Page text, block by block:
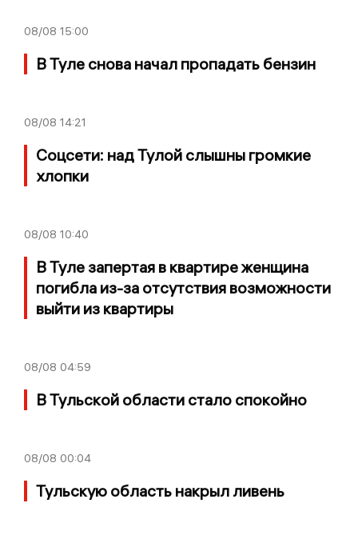
08/08 15:00
В Туле снова начал пропадать бензин
08/08 14:21
Соцсети: над Тулой слышны громкие
хлопки
08/08 10:40
В Туле запертая в квартире женщина
погибла из-за отсутствия возможности
выйти из квартиры
08/08 04:59
В Тульской области стало спокойно
08/08 00:04
Тульскую область накрыл ливень